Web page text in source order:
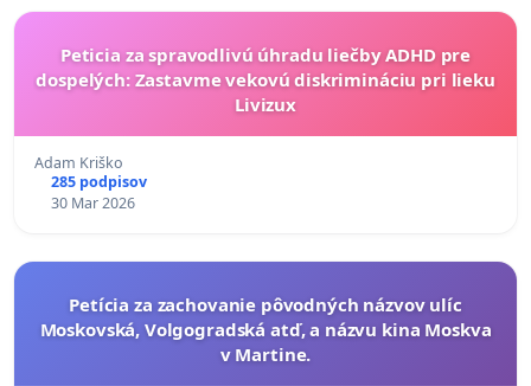
Peticia za spravodlivú úhradu liečby ADHD pre
dospelých: Zastavme vekovú diskrimináciu pri lieku
Livizux
Adam Kriško
285 podpisov
30 Mar 2026
Petícia za zachovanie pôvodných názvov ulíc
Moskovská, Volgogradská atď, a názvu kina Moskva
v Martine.